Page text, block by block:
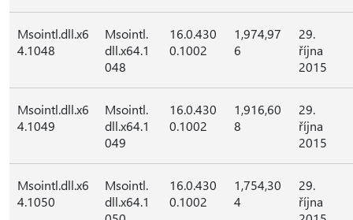
Msointl.dll.x6
4.1048
Msointl.
dll.x64.1
048
16.0.430
0.1002
1,974,97
6
29.
října
2015
Msointl.dll.x6
4.1049
Msointl.
dll.x64.1
049
16.0.430
0.1002
1,916,60
8
29.
října
2015
Msointl.dll.x6
4.1050
Msointl.
dll.x64.1
16.0.430
0.1002
1,754,30
4
29.
října